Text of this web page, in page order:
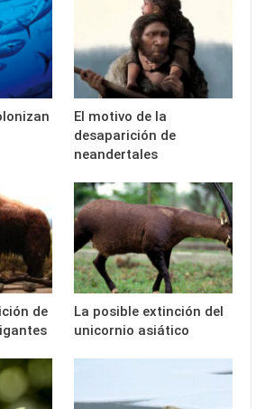
El motivo de la
desaparición de
neandertales
de
La posible extinción del
unicornio asiático